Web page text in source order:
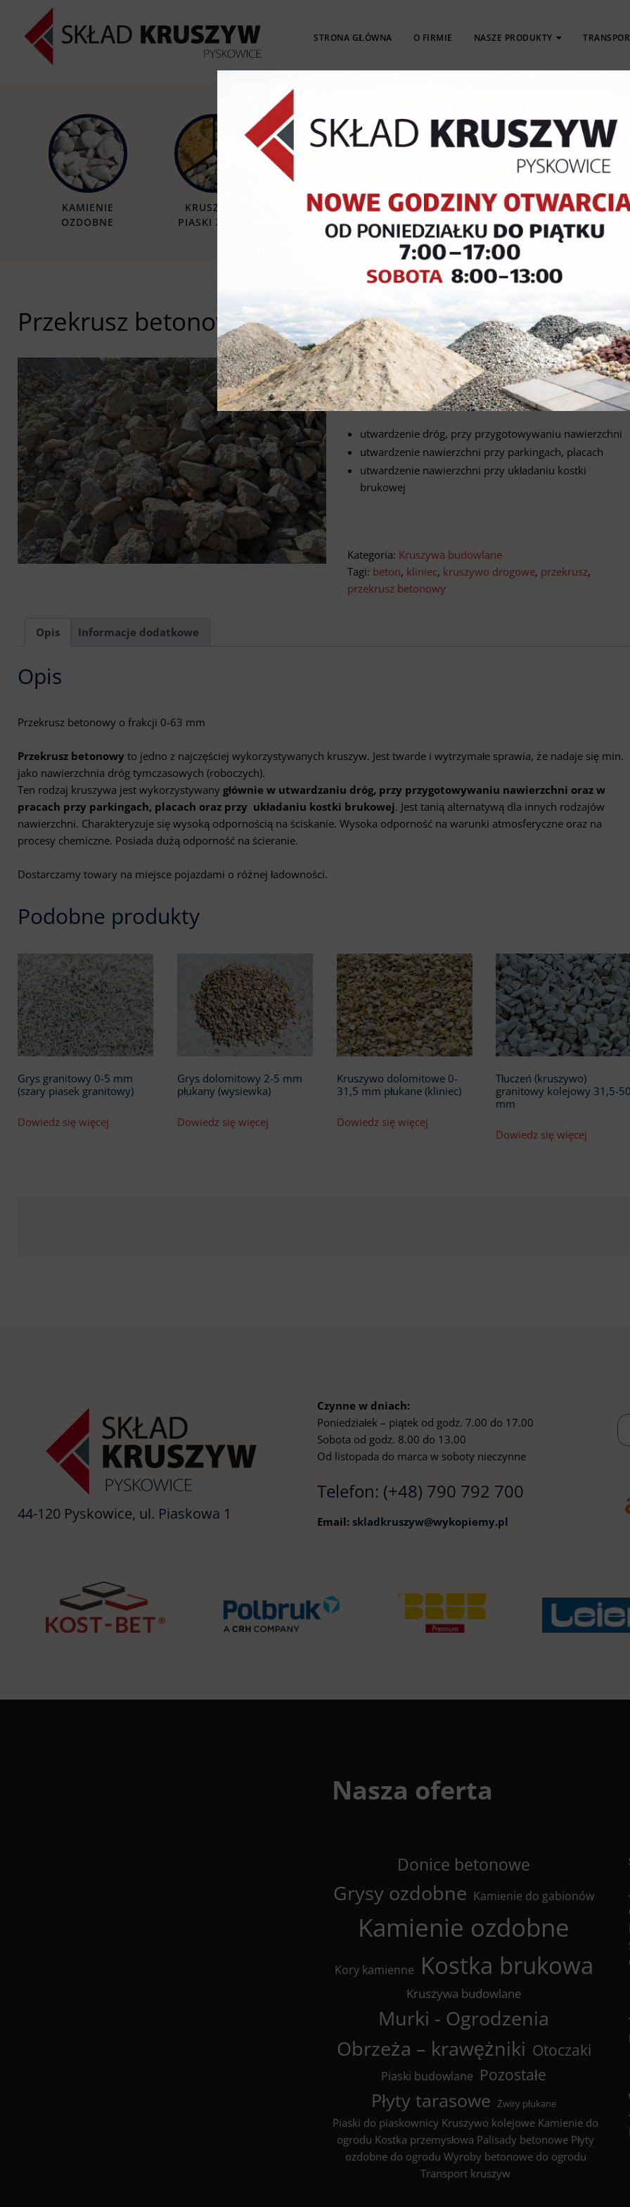
STRONA GŁÓWNA O FIRMIE NASZE PRODUKTY
KAMIENIE
OZDOBNE
KRUSZYWA
PIASKI ŻWIRY
KOSTKA
BRUKOWA
OBRZEŻA
KRAWĘŻNIKI
PŁYTY
TARASOWE
Przekrusz betonowy 0-63 mm
Dostępny luzem
Zastosowanie:
utwardzenie dróg, przy przygotowywaniu nawierzchni
utwardzenie nawierzchni przy parkingach, placach
utwardzenie nawierzchni przy układaniu kostki
brukowej
Kategoria: Kruszywa budowlane
Tagi: beton, kliniec, kruszywo drogowe, przekrusz,
przekrusz betonowy
Opis Informacje dodatkowe
Opis
Przekrusz betonowy o frakcji 0-63 mm
Przekrusz betonowy to jedno z najczęściej wykorzystywanych kruszyw. Jest twarde i wytrzymałe sprawia, że nadaje się min.
jako nawierzchnia dróg tymczasowych (roboczych).
Ten rodzaj kruszywa jest wykorzystywany głównie w utwardzaniu dróg, przy przygotowywaniu nawierzchni oraz w
pracach przy parkingach, placach oraz przy układaniu kostki brukowej. Jest tanią alternatywą dla innych rodzajów
nawierzchni. Charakteryzuje się wysoką odpornością na ściskanie. Wysoka odporność na warunki atmosferyczne oraz na
procesy chemiczne. Posiada dużą odporność na ścieranie.
Dostarczamy towary na miejsce pojazdami o różnej ładowności.
Podobne produkty
Grys granitowy 0-5 mm
(szary piasek granitowy)
Dowiedz się więcej
Grys dolomitowy 2-5 mm
płukany (wysiewka)
Dowiedz się więcej
Kruszywo dolomitowe 0-
31,5 mm płukane (kliniec)
Dowiedz się więcej
Tłuczeń (kruszywo)
granitowy kolejowy 31,5-
mm
Dowiedz się więcej
44-120 Pyskowice, ul. Piaskowa 1
Czynne w dniach:
Poniedziałek – piątek od godz. 7.00 do 17.00
Sobota od godz. 8.00 do 13.00
Od listopada do marca w soboty nieczynne
Telefon: (+48) 790 792 700
Email:skladkruszyw@wykopiemy.pl
Nasza oferta
Donice betonowe
Grysy ozdobne Kamienie do gabionów
Kamienie ozdobne
Kory kamienne Kostka brukowa
Kruszywa budowlane
Murki - Ogrodzenia
Obrzeża – krawężniki Otoczaki
Piaski budowlane Pozostałe
Płyty tarasowe Żwiry płukane
Piaski do piaskownicy Kruszywo kolejowe Kamienie do
ogrodu Kostka przemysłowa Palisady betonowe Płyty
ozdobne do ogrodu Wyroby betonowe do ogrodu
Transport kruszyw